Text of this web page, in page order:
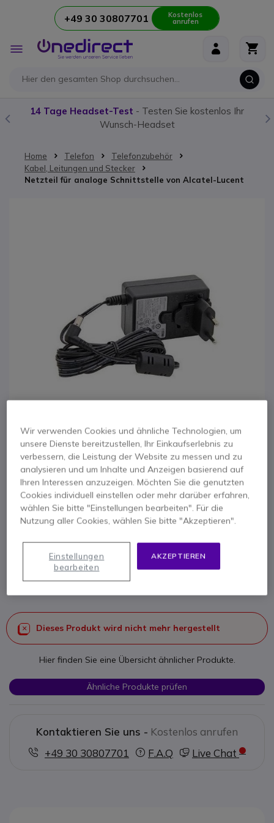
Zum Inhalt springen+49 30 30807701 Kostenlos
anrufen
Navigation
umschalten
14 Tage Headset-Test - Testen Sie kostenlos Ihr
Wunsch-Headset
Home Telefon
Telefonzubehör
Kabel, Leitungen und Stecker
Netzteil für analoge Schnittstelle von Alcatel-Lucent
Netzteil für analoge
Schnittstelle von
Alcatel-Lucent
Produkt-Referenz: ALINTAL // Hersteller-Referenz: ALIM 3AK27102FD
Dieses Produkt wird nicht mehr hergestellt
Hier finden Sie eine Übersicht ähnlicher Produkte.
Ähnliche Produkte prüfen
Kontaktieren Sie uns - Kostenlos anrufen
+49 30 30807701
F.A.Q Live Chat
Zum Anfang der Bildgalerie springen
Wir verwenden Cookies und ähnliche Technologien, um
unsere Dienste bereitzustellen, Ihr Einkaufserlebnis zu
verbessern, die Leistung der Website zu messen und zu
analysieren und um Inhalte und Anzeigen basierend auf
Ihren Interessen anzuzeigen. Möchten Sie die genutzten
Cookies individuell einstellen oder mehr darüber erfahren,
wählen Sie bitte "Einstellungen bearbeiten". Für die
Nutzung aller Cookies, wählen Sie bitte "Akzeptieren".
AKZEPTIEREN
Einstellungen
bearbeiten